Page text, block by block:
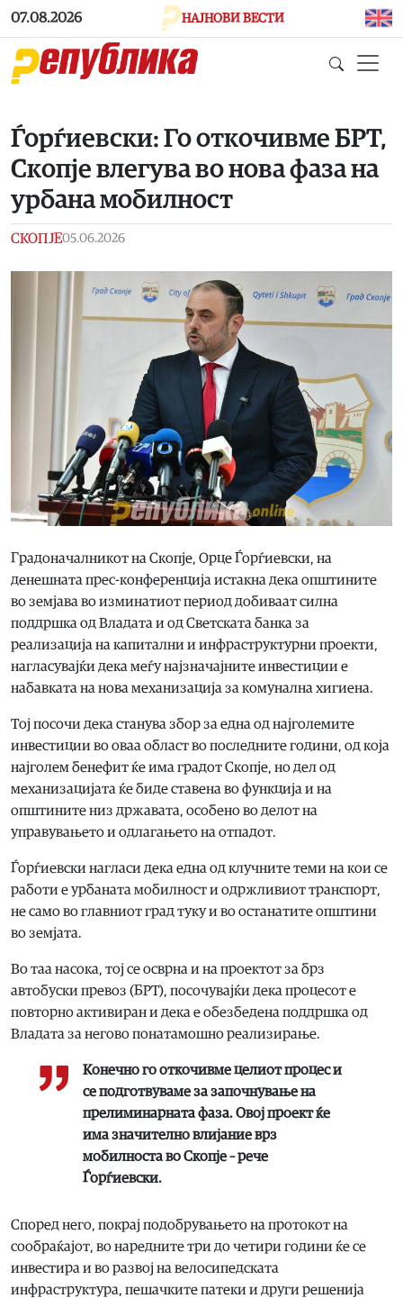
Skip to main content
07.08.2026 НАЈНОВИ ВЕСТИ
Ѓорѓиевски: Го откочивме БРТ,
Скопје влегува во нова фаза на
урбана мобилност
СКОПЈЕ05.06.2026
Градоначалникот на Скопје, Орце Ѓорѓиевски, на
денешната прес-конференција истакна дека општините
во земјава во изминатиот период добиваат силна
поддршка од Владата и од Светската банка за
реализација на капитални и инфраструктурни проекти,
нагласувајќи дека меѓу најзначајните инвестиции е
набавката на нова механизација за комунална хигиена.
Тој посочи дека станува збор за една од најголемите
инвестиции во оваа област во последните години, од која
најголем бенефит ќе има градот Скопје, но дел од
механизацијата ќе биде ставена во функција и на
општините низ државата, особено во делот на
управувањето и одлагањето на отпадот.
Ѓорѓиевски нагласи дека една од клучните теми на кои се
работи е урбаната мобилност и одржливиот транспорт,
не само во главниот град туку и во останатите општини
во земјата.
Во таа насока, тој се осврна и на проектот за брз
автобуски превоз (БРТ), посочувајќи дека процесот е
повторно активиран и дека е обезбедена поддршка од
Владата за негово понатамошно реализирање.
Конечно го откочивме целиот процес и
се подготвуваме за започнување на
прелиминарната фаза. Овој проект ќе
има значително влијание врз
мобилноста во Скопје – рече
Ѓорѓиевски.
Според него, покрај подобрувањето на протокот на
сообраќајот, во наредните три до четири години ќе се
инвестира и во развој на велосипедската
инфраструктура, пешачките патеки и други решенија